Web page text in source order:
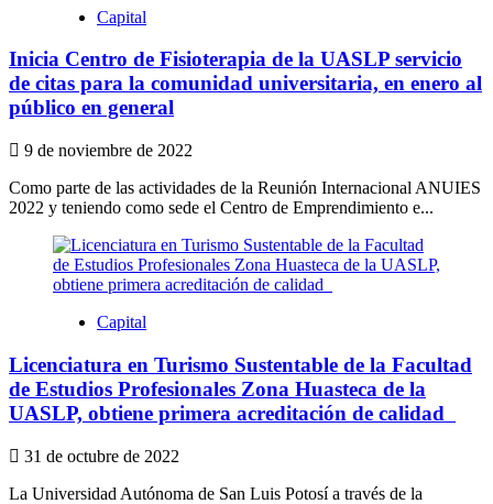
Capital
Inicia Centro de Fisioterapia de la UASLP servicio
de citas para la comunidad universitaria, en enero al
público en general
9 de noviembre de 2022
Como parte de las actividades de la Reunión Internacional ANUIES
2022 y teniendo como sede el Centro de Emprendimiento e...
Capital
Licenciatura en Turismo Sustentable de la Facultad
de Estudios Profesionales Zona Huasteca de la
UASLP, obtiene primera acreditación de calidad
31 de octubre de 2022
La Universidad Autónoma de San Luis Potosí a través de la